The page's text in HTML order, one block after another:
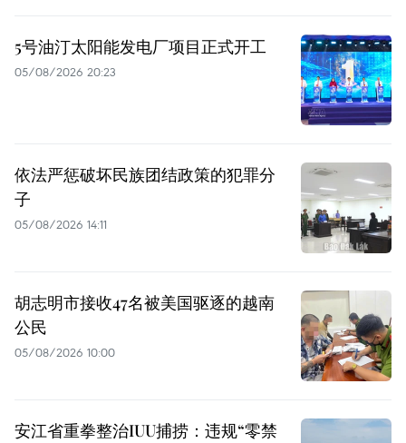
5号油汀太阳能发电厂项目正式开工
05/08/2026 20:23
依法严惩破坏民族团结政策的犯罪分
子
05/08/2026 14:11
胡志明市接收47名被美国驱逐的越南
公民
05/08/2026 10:00
安江省重拳整治IUU捕捞：违规“零禁